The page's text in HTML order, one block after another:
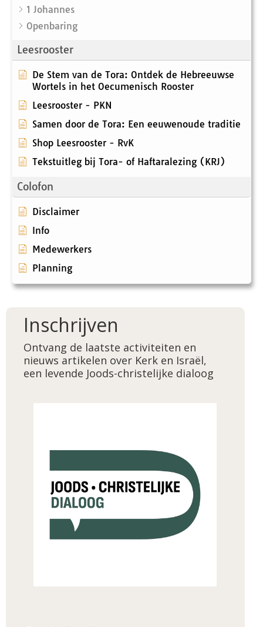
1 Johannes
Openbaring
Leesrooster
De Stem van de Tora: Ontdek de Hebreeuwse
Wortels in het Oecumenisch Rooster
Leesrooster - PKN
Samen door de Tora: Een eeuwenoude traditie
Shop Leesrooster - RvK
Tekstuitleg bij Tora- of Haftaralezing (KRJ)
Colofon
Disclaimer
Info
Medewerkers
Planning
Inschrijven
Ontvang de laatste activiteiten en
nieuws artikelen over Kerk en Israël,
een levende Joods-christelijke dialoog